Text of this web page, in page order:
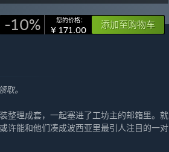
-10% 您的价格：
¥ 171.00 添加至购物车
。
整理成套，一起塞进了工坊主的邮箱里。就
许能和他们凑成波西亚里最引人注目的一对